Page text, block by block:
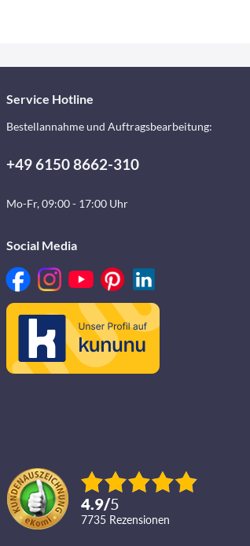
Service Hotline
Bestellannahme und Auftragsbearbeitung:
+49 6150 8662-310
Mo-Fr, 09:00 - 17:00 Uhr
Social Media
4.9/5
7735 Rezensionen